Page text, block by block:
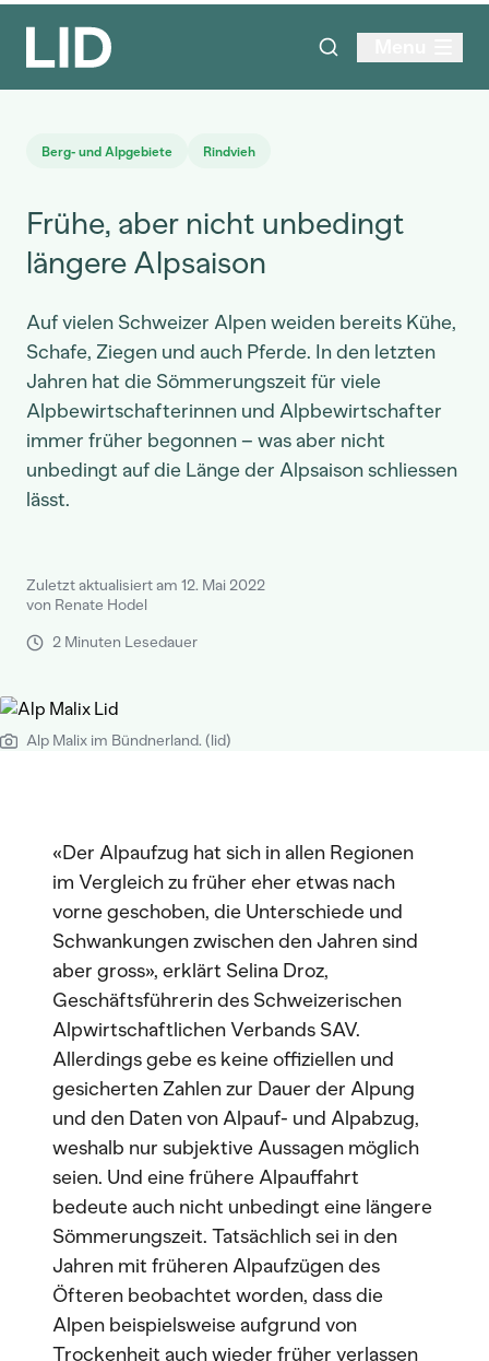
Berg- und Alpgebiete Rindvieh
Frühe, aber nicht unbedingt
längere Alpsaison
Auf vielen Schweizer Alpen weiden bereits Kühe,
Schafe, Ziegen und auch Pferde. In den letzten
Jahren hat die Sömmerungszeit für viele
Alpbewirtschafterinnen und Alpbewirtschafter
immer früher begonnen – was aber nicht
unbedingt auf die Länge der Alpsaison schliessen
lässt.
Zuletzt aktualisiert am 12. Mai 2022
von Renate Hodel
2 Minuten Lesedauer
Alp Malix im Bündnerland. (lid)
«Der Alpaufzug hat sich in allen Regionen
im Vergleich zu früher eher etwas nach
vorne geschoben, die Unterschiede und
Schwankungen zwischen den Jahren sind
aber gross», erklärt Selina Droz,
Geschäftsführerin des Schweizerischen
Alpwirtschaftlichen Verbands SAV.
Allerdings gebe es keine offiziellen und
gesicherten Zahlen zur Dauer der Alpung
und den Daten von Alpauf- und Alpabzug,
weshalb nur subjektive Aussagen möglich
seien. Und eine frühere Alpauffahrt
bedeute auch nicht unbedingt eine längere
Sömmerungszeit. Tatsächlich sei in den
Jahren mit früheren Alpaufzügen des
Öfteren beobachtet worden, dass die
Alpen beispielsweise aufgrund von
Trockenheit auch wieder früher verlassen